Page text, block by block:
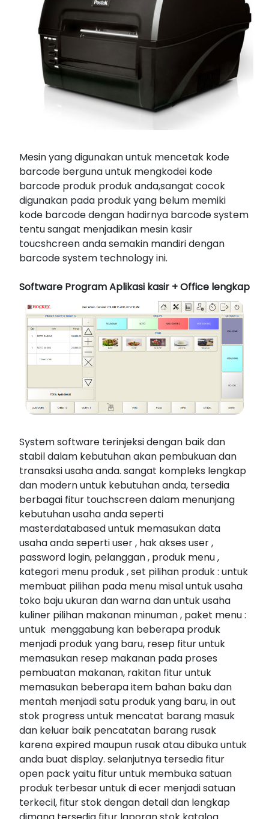
Mesin yang digunakan untuk mencetak kode
barcode berguna untuk mengkodei kode
barcode produk produk anda,sangat cocok
digunakan pada produk yang belum memiki
kode barcode dengan hadirnya barcode system
tentu sangat menjadikan mesin kasir
toucshcreen anda semakin mandiri dengan
barcode system technology ini.
Software Program Aplikasi kasir + Office lengkap
System software terinjeksi dengan baik dan
stabil dalam kebutuhan akan pembukuan dan
transaksi usaha anda. sangat kompleks lengkap
dan modern untuk kebutuhan anda, tersedia
berbagai fitur touchscreen dalam menunjang
kebutuhan usaha anda seperti
masterdatabased untuk memasukan data
usaha anda seperti user , hak akses user ,
password login, pelanggan , produk menu ,
kategori menu produk , set pilihan produk : untuk
membuat pilihan pada menu misal untuk usaha
toko baju ukuran dan warna dan untuk usaha
kuliner pilihan makanan minuman , paket menu :
untuk menggabung kan beberapa produk
menjadi produk yang baru, resep fitur untuk
memasukan resep makanan pada proses
pembuatan makanan, rakitan fitur untuk
memasukan beberapa item bahan baku dan
mentah menjadi satu produk yang baru, in out
stok progress untuk mencatat barang masuk
dan keluar baik pencatatan barang rusak
karena expired maupun rusak atau dibuka untuk
anda buat display. selanjutnya tersedia fitur
open pack yaitu fitur untuk membuka satuan
produk terbesar untuk di ecer menjadi satuan
terkecil, fitur stok dengan detail dan lengkap